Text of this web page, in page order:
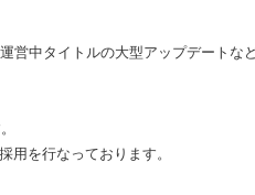
営中タイトルの大型アップデートなど
用を行なっております。